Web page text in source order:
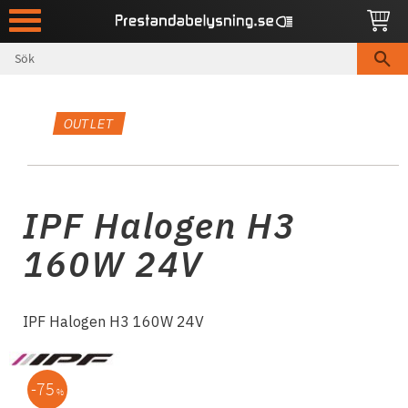
Meny
OUTLET
IPF Halogen H3
160W 24V
IPF Halogen H3 160W 24V
75 %